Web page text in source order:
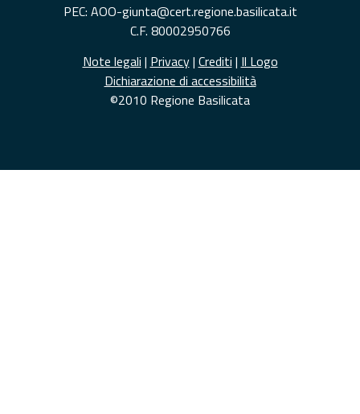
PEC: AOO-giunta@cert.regione.basilicata.it
C.F. 80002950766
Note legali | Privacy| Crediti | Il Logo
Dichiarazione di accessibilità
©2010 Regione Basilicata